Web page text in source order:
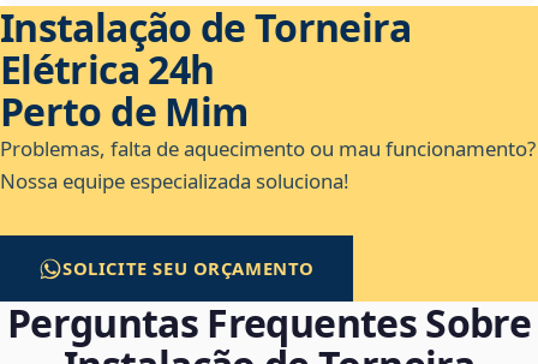
Instalação de Torneira
Elétrica 24h
Perto de Mim
Problemas, falta de aquecimento ou mau funcionamento?
Nossa equipe especializada soluciona!
SOLICITE SEU ORÇAMENTO
Perguntas Frequentes Sobre